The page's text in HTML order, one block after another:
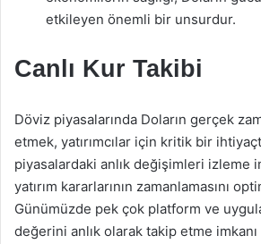
etkileyen önemli bir unsurdur.
Canlı Kur Takibi
Döviz piyasalarında Doların gerçek
etmek, yatırımcılar için kritik bir
piyasalardaki anlık değişimleri izleme
yatırım kararlarının zamanlamasını
Günümüzde pek çok platform ve
değerini anlık olarak takip etme imkanı